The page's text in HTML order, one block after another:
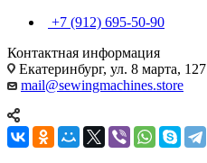
+7 (912) 695-50-90
Контактная информация
Екатеринбург, ул. 8 марта, 127
mail@sewingmachines.store